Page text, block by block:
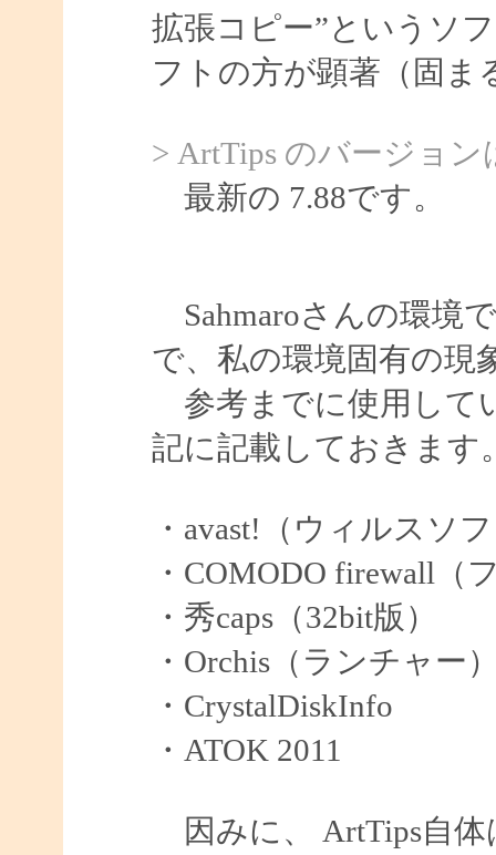
拡張コピー”というソ
フトの方が顕著（固ま
> ArtTips のバージョ
最新の 7.88です。
Sahmaroさんの環境
で、私の環境固有の現
参考までに使用して
記に記載しておきます
・avast!（ウィルスソ
・COMODO firewall
・秀caps（32bit版）
・Orchis（ランチャー
・CrystalDiskInfo
・ATOK 2011
因みに、 ArtTips自体